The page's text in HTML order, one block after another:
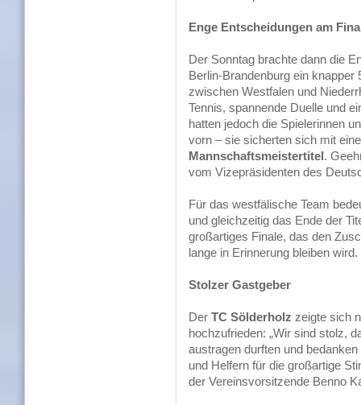
Enge Entscheidungen am
Der Sonntag brachte dann die
Berlin-Brandenburg ein
zwischen Westfalen und
Tennis, spannende Duelle und
hatten jedoch die Spielerinnen
vorn – sie sicherten sich mit
Mannschaftsmeistertitel.
vom Vizepräsidenten des
Für das westfälische Team
und gleichzeitig das Ende der
großartiges Finale, das den
lange in Erinnerung bleiben wird.
Stolzer Gastgeber
Der TC Sölderholz zeigte sich
hochzufrieden: „Wir sind stolz,
austragen durften und
und Helfern für die großartige
der Vereinsvorsitzende Benno